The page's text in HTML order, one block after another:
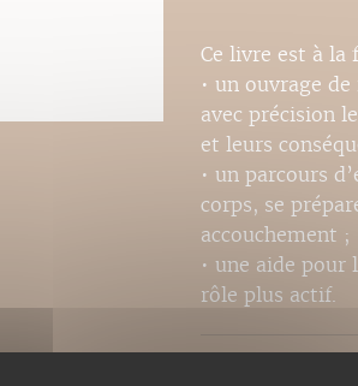
Ce livre est à la
• un ouvrage
avec précision
et leurs
• un parcours
corps, se
accouchement ;
• une aide
rôle plus actif.